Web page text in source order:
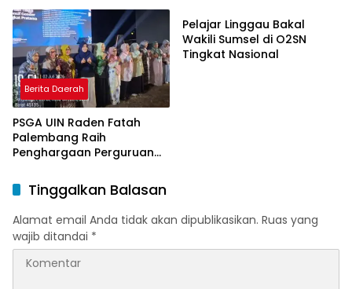
Berita Daerah
PSGA UIN Raden Fatah
Palembang Raih
Penghargaan Perguruan
Peringkat Pratama
Pelajar Linggau Bakal
Wakili Sumsel di O2SN
Tingkat Nasional
Tinggalkan Balasan
Alamat email Anda tidak akan dipublikasikan. Ruas yang
wajib ditandai *